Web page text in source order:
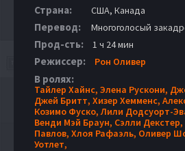
Страна: США, Канада
Перевод: Многоголосый
Прод-сть: 1 ч 24 мин
Режиссер: Рон Оливер
В ролях:
Тайлер Хайнс, Элена Рускони,
Джей Бритт, Хизер Хемменс,
Козимо Фуско,Лили Додсуорт-
Венди Мэй Браун, Сэлли Декстер,
Павлов, Хлоя Рафаэль, Оливер
Уотлет,